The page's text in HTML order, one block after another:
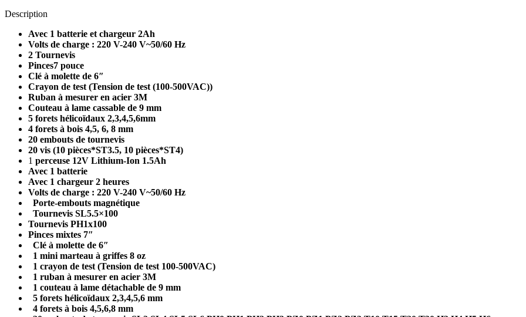
Description
Avec 1 batterie et chargeur 2Ah
Volts de charge : 220 V-240 V~50/60 Hz
2 Tournevis
Pinces7 pouce
Clé à molette de 6″
Crayon de test (Tension de test (100-500VAC))
Ruban à mesurer en acier 3M
Couteau à lame cassable de 9 mm
5 forets hélicoïdaux 2,3,4,5,6mm
4 forets à bois 4,5, 6, 8 mm
20 embouts de tournevis
20 vis (10 pièces*ST3.5, 10 pièces*ST4)
1 perceuse 12V Lithium-Ion 1.5Ah
Avec 1 batterie
Avec 1 chargeur 2 heures
Volts de charge : 220 V-240 V~50/60 Hz
Porte-embouts magnétique
Tournevis SL5.5×100
Tournevis PH1x100
Pinces mixtes 7″
Clé à molette de 6″
1 mini marteau à griffes 8 oz
1 crayon de test (Tension de test 100-500VAC)
1 ruban à mesurer en acier 3M
1 couteau à lame détachable de 9 mm
5 forets hélicoïdaux 2,3,4,5,6 mm
4 forets à bois 4,5,6,8 mm